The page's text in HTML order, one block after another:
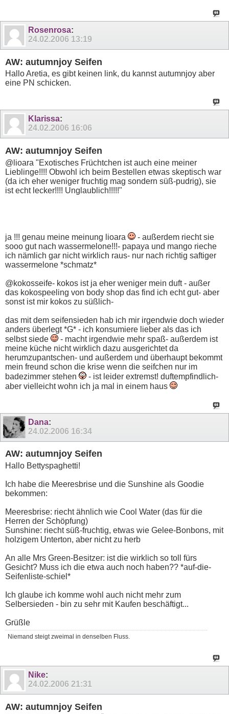
Rosenrosa:
24.02.2006 13:19
AW: autumnjoy Seifen
Hallo Aretia, es gibt keinen link, du kannst autumnjoy aber
eine PN schicken.
Klarissa:
24.02.2006 16:06
AW: autumnjoy Seifen
@lioara "Exotisches Früchtchen ist auch eine meiner
Lieblinge!!!! Obwohl ich beim Bestellen etwas skeptisch war
(da ich eher weniger fruchtig mag sondern süß-pudrig), sie
ist echt lecker!!!! Unglaublich!!!!!"
ja !!! genau meine meinung lioara
- außerdem riecht sie
sooo gut nach wassermelone!!!- papaya und mango rieche
ich nämlich gar nicht wirklich raus- nur nach richtig saftiger
wassermelone *schmatz*
@kokosseife- kokos ist ja eher weniger mein duft - außer
das kokospeeling von body shop das find ich echt gut- aber
sonst ist mir kokos zu süßlich-
das mit dem seifensieden hab ich mir irgendwie doch wieder
anders überlegt *G* - ich konsumiere lieber als das ich
selbst siede
- macht irgendwie mehr spaß- außerdem ist
meine küche nicht wirklich dazu ausgerichtet da
herumzupantschen- und außerdem und überhaupt bekommt
mein freund schon die krise wenn die seifchen nur im
badezimmer stehen
- ist leider extremst! duftempfindlich-
aber vielleicht wohn ich ja mal in einem haus
Dana:
24.02.2006 16:34
AW: autumnjoy Seifen
Hallo Bettyspaghetti!
Ich habe die Meeresbrise und die Sunshine als Goodie
bekommen:
Meeresbrise: riecht ähnlich wie Cool Water (das für die
Herren der Schöpfung)
Sunshine: riecht süß-fruchtig, etwas wie Gelee-Bonbons, mit
holzigem Unterton, aber nicht zu herb
An alle Mrs Green-Besitzer: ist die wirklich so toll fürs
Gesicht? Muss ich die etwa auch noch haben?? *auf-die-
Seifenliste-schiel*
Ich glaube ich komme wohl auch nicht mehr zum
Selbersieden - bin zu sehr mit Kaufen beschäftigt...
Grüßle
Niemand steigt zweimal in denselben Fluss.
Nike:
24.02.2006 21:31
AW: autumnjoy Seifen